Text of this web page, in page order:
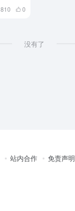
810 0
没有了
站内合作 免责声明